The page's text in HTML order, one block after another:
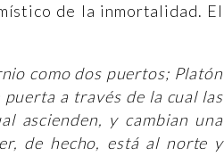
de la inmortalidad. El
como dos puertos; Platón
a través de la cual las
ascienden, y cambian una
de hecho, está al norte y